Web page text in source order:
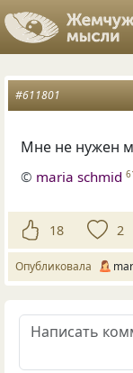
#611801
Мне не нужен
© maria schmid
18 2
Опубликовала